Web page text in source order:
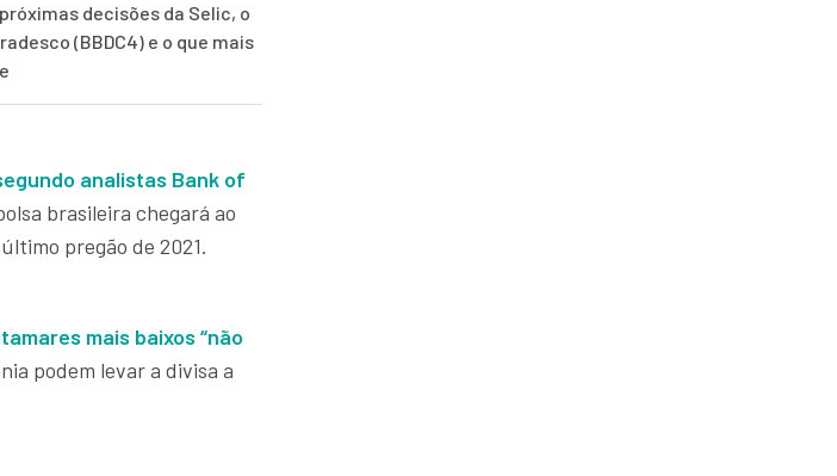
decisões da Selic, o
(BBDC4) e o que mais
analistas Bank of
brasileira chegará ao
pregão de 2021.
mais baixos “não
podem levar a divisa a